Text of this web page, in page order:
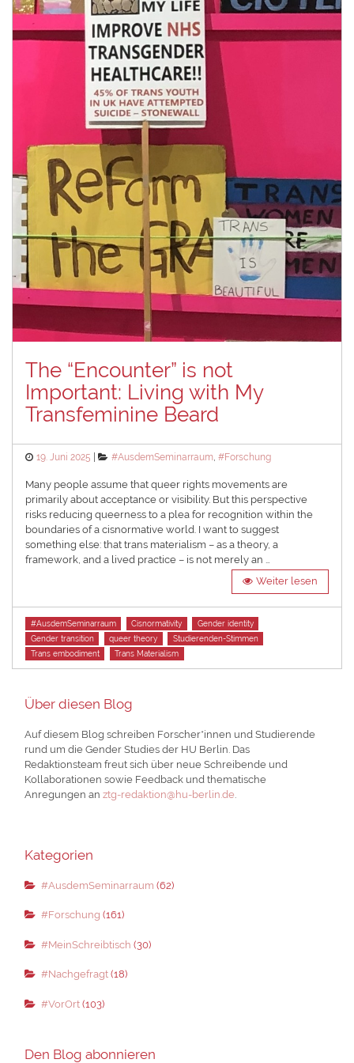
The “Encounter” is not
Important: Living with My
Transfeminine Beard
Posted
19. Juni 2025 Categories
#AusdemSeminarraum,#Forschung
Many people assume that queer rights movements are
primarily about acceptance or visibility. But this perspective
risks reducing queerness to a plea for recognition within the
boundaries of a cisnormative world. I want to suggest
something else: that trans materialism – as a theory, a
framework, and a lived practice – is not merely an …
Weiter lesen
Tags
#AusdemSeminarraum Cisnormativity
Gender identity
Gender transition
queer theory
Studierenden-Stimmen
Trans embodiment
Trans Materialism
Über diesen Blog
Auf diesem Blog schreiben Forscher*innen und Studierende
rund um die Gender Studies der HU Berlin. Das
Redaktionsteam freut sich über neue Schreibende und
Kollaborationen sowie Feedback und thematische
Anregungen anztg-redaktion@hu-berlin.de
Kategorien
#AusdemSeminarraum (62)
#Forschung (161)
#MeinSchreibtisch (30)
#Nachgefragt(18)
#VorOrt(103)
Den Blog abonnieren